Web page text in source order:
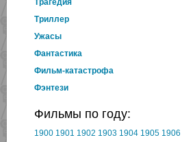
Трагедия
Триллер
Ужасы
Фантастика
Фильм-катастрофа
Фэнтези
Фильмы по году:
1900 1901 1902 1903 1904 1905 1906